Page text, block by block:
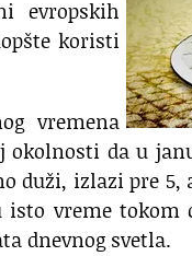
evropskih
koristi
vremena
okolnosti da u
duži, izlazi pre 5,
vreme tokom
dnevnog svetla.